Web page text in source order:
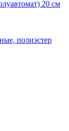
20 см
полиэстер